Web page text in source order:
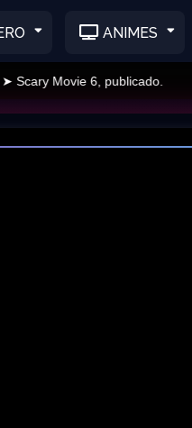
ANIMES
Movie 6, publicado.